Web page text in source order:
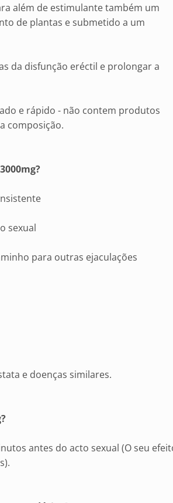
além de estimulante também um
de plantas e submetido a um
da disfunção eréctil e prolongar a
e rápido - não contem produtos
composição.
sexual
para outras ejaculações
e doenças similares.
antes do acto sexual (O seu